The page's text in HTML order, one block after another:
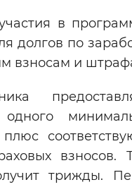
в
долгов по
взносам и
взносов.
трижды.